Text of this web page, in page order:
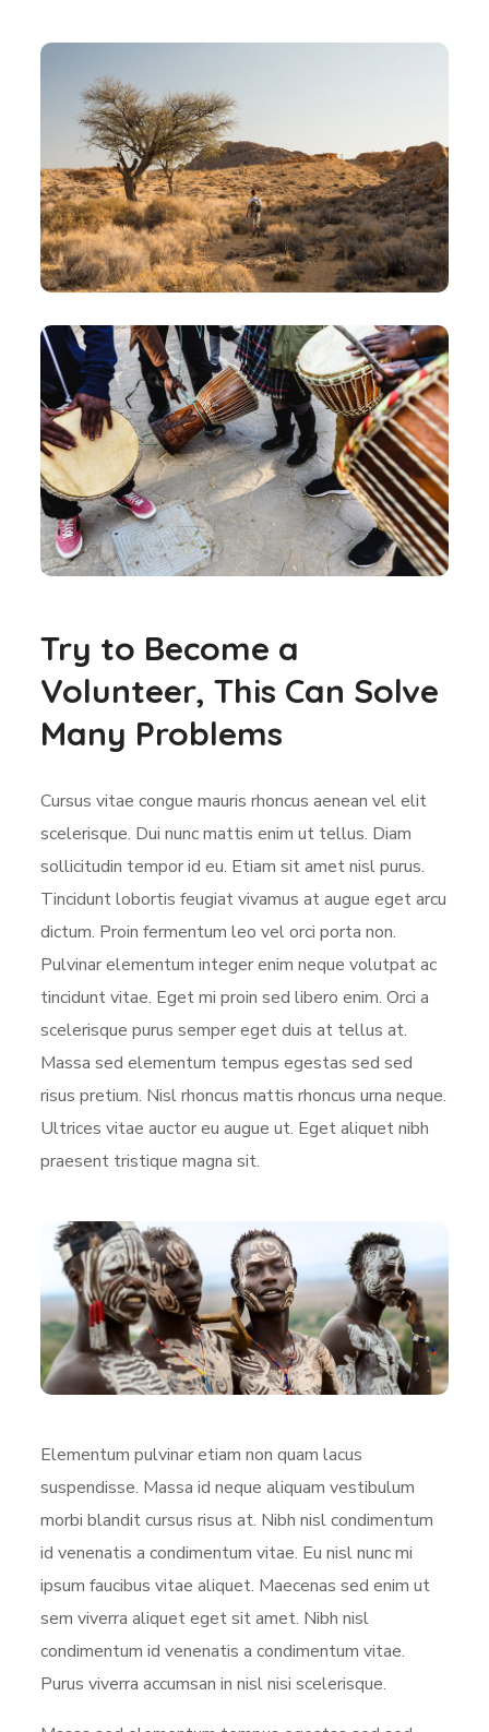
Try to Become a
Volunteer, This Can Solve
Many Problems
Cursus vitae congue mauris rhoncus aenean vel elit
scelerisque. Dui nunc mattis enim ut tellus. Diam
sollicitudin tempor id eu. Etiam sit amet nisl purus.
Tincidunt lobortis feugiat vivamus at augue eget arcu
dictum. Proin fermentum leo vel orci porta non.
Pulvinar elementum integer enim neque volutpat ac
tincidunt vitae. Eget mi proin sed libero enim. Orci a
scelerisque purus semper eget duis at tellus at.
Massa sed elementum tempus egestas sed sed
risus pretium. Nisl rhoncus mattis rhoncus urna neque.
Ultrices vitae auctor eu augue ut. Eget aliquet nibh
praesent tristique magna sit.
Elementum pulvinar etiam non quam lacus
suspendisse. Massa id neque aliquam vestibulum
morbi blandit cursus risus at. Nibh nisl condimentum
id venenatis a condimentum vitae. Eu nisl nunc mi
ipsum faucibus vitae aliquet. Maecenas sed enim ut
sem viverra aliquet eget sit amet. Nibh nisl
condimentum id venenatis a condimentum vitae.
Purus viverra accumsan in nisl nisi scelerisque.